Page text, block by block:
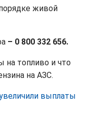
живой
– 0 800 332 656.
на топливо и что
на АЗС.
выплаты